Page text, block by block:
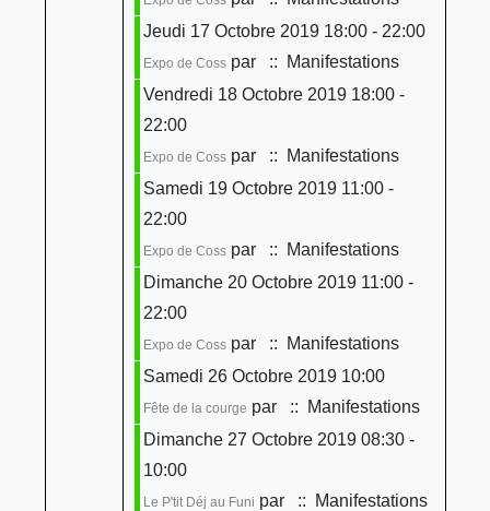
Jeudi 17 Octobre 2019 18:00 - 22:00
Expo de Cosspar
:: Manifestations
Vendredi 18 Octobre 2019 18:00 -
22:00
Expo de Cosspar
:: Manifestations
Samedi 19 Octobre 2019 11:00 -
22:00
Expo de Cosspar
:: Manifestations
Dimanche 20 Octobre 2019 11:00 -
22:00
Expo de Cosspar
:: Manifestations
Samedi 26 Octobre 2019 10:00
Fête de la courge par
:: Manifestations
Dimanche 27 Octobre 2019 08:30 -
10:00
Le P'tit Déj au Funi par
:: Manifestations